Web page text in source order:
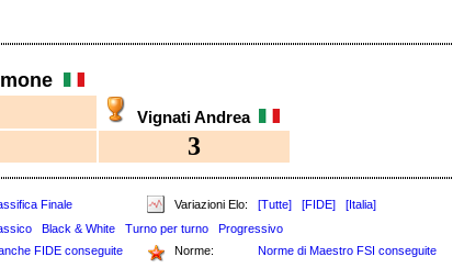
Vignati Andrea
3
Finale Variazioni Elo: [Tutte] [FIDE]
[Italia]
Black & White Turno per turno
Progressivo
FIDE conseguite Norme: Norme di Maestro FSI conseguite